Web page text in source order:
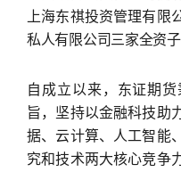
上海东祺投资管理有限
私人有限公司三家全资子
自成立以来，东证期
旨，坚持以金融科技助
据、云计算、人工智能
究和技术两大核心竞争